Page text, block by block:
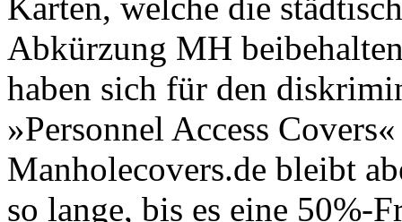
Abkürzung MH
haben sich für den
»Personnel Access
Manholecovers.de bleibt
so lange, bis es eine 50%-